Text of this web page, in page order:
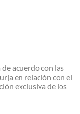
acuerdo con las
en relación con el
exclusiva de los